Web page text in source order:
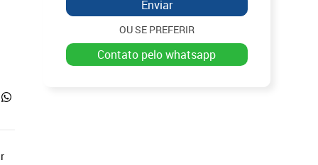
Enviar
OU SE PREFERIR
contato pelo whatsapp